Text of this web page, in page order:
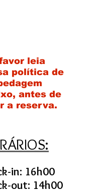
leia
política de
antes de
a reserva.
in: 16h00
out: 14h00